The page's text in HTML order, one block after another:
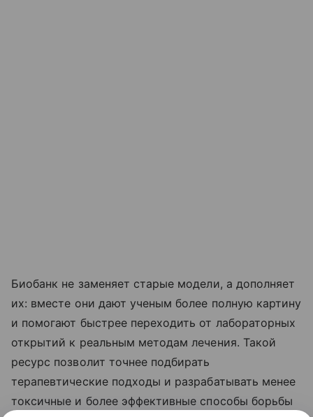
Биобанк не заменяет старые модели, а дополняет
их: вместе они дают ученым более полную картину
и помогают быстрее переходить от лабораторных
открытий к реальным методам лечения. Такой
ресурс позволит точнее подбирать
терапевтические подходы и разрабатывать менее
токсичные и более эффективные способы борьбы